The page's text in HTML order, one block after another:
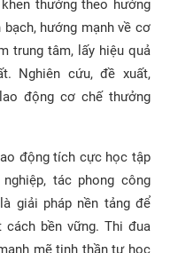
thưởng theo hướng
hướng mạnh về cơ
trung tâm, lấy hiệu quả
Nghiên cứu, đề xuất,
động cơ chế thưởng
động tích cực học tập
tác phong công
giải pháp nền tảng để
bền vững. Thi đua
mẽ tinh thần tự học